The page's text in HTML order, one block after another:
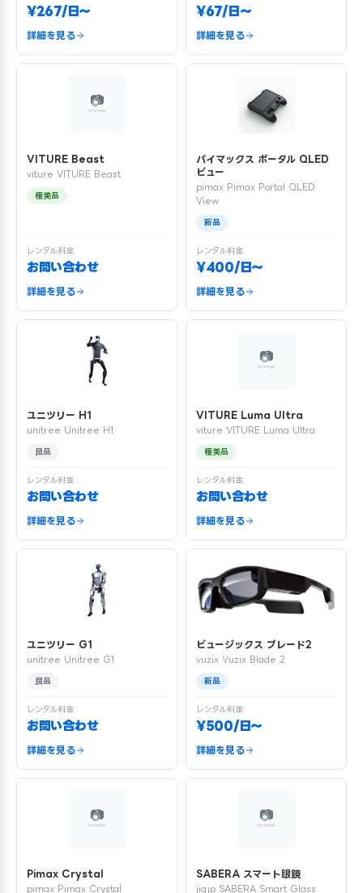
¥267/日〜
詳細を見る
¥67/日〜
詳細を見る
VITURE Beast
viture VITURE Beast
極美品
レンタル料金
お問い合わせ
詳細を見る
パイマックス ポータル QLED
ビュー
pimax Pimax Portal QLED
View
新品
レンタル料金
¥400/日〜
詳細を見る
ユニツリー H1
unitree Unitree H1
良品
レンタル料金
お問い合わせ
詳細を見る
VITURE Luma Ultra
viture VITURE Luma Ultra
極美品
レンタル料金
お問い合わせ
詳細を見る
ユニツリー G1
unitree Unitree G1
良品
レンタル料金
お問い合わせ
詳細を見る
ビュージックス ブレード2
vuzix Vuzix Blade 2
新品
レンタル料金
¥500/日〜
詳細を見る
Pimax Crystal
pimax Pimax Crystal
SABERA スマート眼鏡
jigjp SABERA Smart Glass